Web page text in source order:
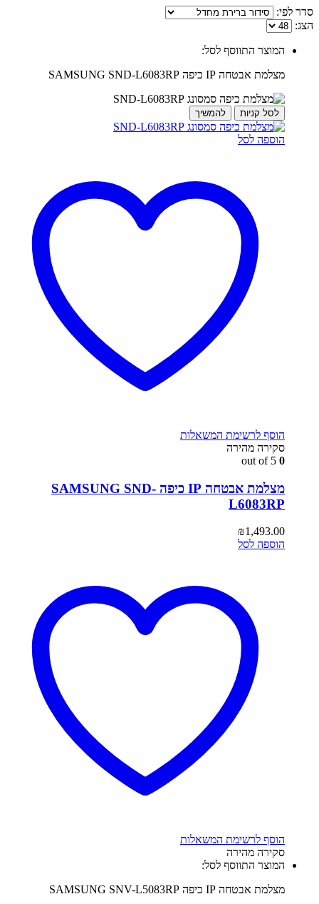
סדר לפי:
הצג:
המוצר התווסף לסל:
מצלמת אבטחה IP כיפה SAMSUNG SND-L6083RP
לסל קניות להמשיך
הוספה לסל
הוסף לרשימת המשאלות
סקירה מהירה
0
מצלמת אבטחה IP כיפה SAMSUNG SND-
L6083RP
₪1,493.00
הוספה לסל
הוסף לרשימת המשאלות
סקירה מהירה
המוצר התווסף לסל:
מצלמת אבטחה IP כיפה SAMSUNG SNV-L5083RP